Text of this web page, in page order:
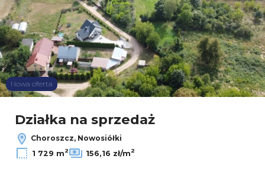
Nowa oferta
Działka na sprzedaż
Choroszcz, Nowosiółki
1 729 m2 156,16 zł/m2